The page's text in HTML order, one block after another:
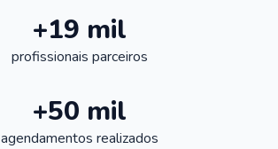
+19 mil
profissionais parceiros
+50 mil
agendamentos realizados